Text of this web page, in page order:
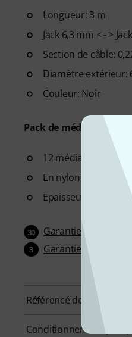
Longueur: 3 m
Jack 6,3 mm < - >
Section de câble:
Diamètre extérieur:
Couleur: Noir
Pack de médiators:
12 médiators
En nylon
Epaisseurs (2 de
30 Garantie 30 jours
3 Garantie 3 ans
Référencé depuis
Conditionnement (UVC)